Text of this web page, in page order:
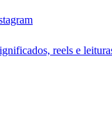
reels e